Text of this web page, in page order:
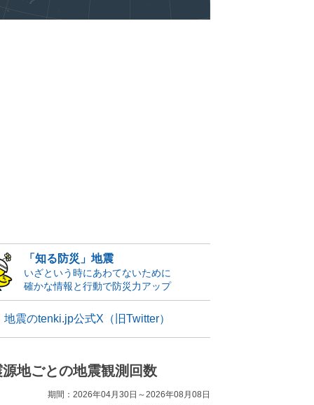
「知る防災」地震
いざという時にあわてないために
確かな情報と行動で防災力アップ
地震のtenki.jp公式X（旧Twitter）
源地ごとの地震観測回数
期間：2026年04月30日～2026年08月08日